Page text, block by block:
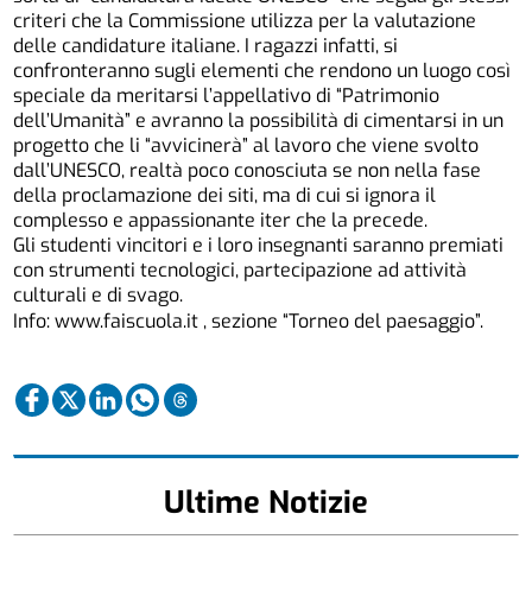
criteri che la Commissione utilizza per la valutazione
delle candidature italiane. I ragazzi infatti, si
confronteranno sugli elementi che rendono un luogo così
speciale da meritarsi l’appellativo di “Patrimonio
dell’Umanità” e avranno la possibilità di cimentarsi in un
progetto che li “avvicinerà” al lavoro che viene svolto
dall’UNESCO, realtà poco conosciuta se non nella fase
della proclamazione dei siti, ma di cui si ignora il
complesso e appassionante iter che la precede.
Gli studenti vincitori e i loro insegnanti saranno premiati
con strumenti tecnologici, partecipazione ad attività
culturali e di svago.
Info: www.faiscuola.it , sezione “Torneo del paesaggio”.
Ultime Notizie